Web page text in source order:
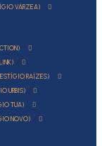
VÁRZEA)
RAÍZES)
URBIS)
TUA)
NOVO)